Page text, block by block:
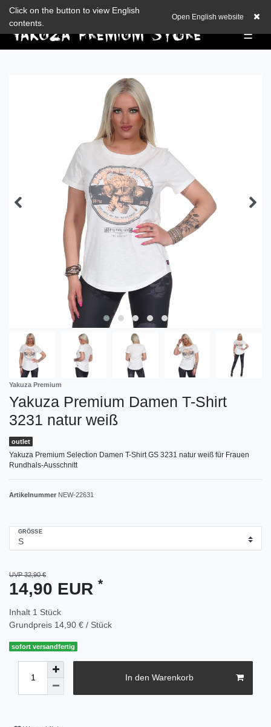
Zum Blog
☰
Click on the button to view English
contents.
Open English website
Yakuza Premium
Yakuza Premium Damen T-Shirt
3231 natur weiß
outlet
Yakuza Premium Selection Damen T-Shirt GS 3231 natur weiß für Frauen
Rundhals-Ausschnitt
Artikelnummer NEW-22631
GRÖSSE
UVP 32,90 €
14,90 EUR *
Inhalt 1 Stück
Grundpreis 14,90 € / Stück
sofort versandfertig
In den Warenkorb